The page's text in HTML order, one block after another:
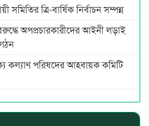
সমিতির ত্রি-বার্ষিক নির্বাচন সম্পন্ন
অপপ্রচারকারীদের আইনী লড়াই
কল্যাণ পরিষদের আহবায়ক কমিটি